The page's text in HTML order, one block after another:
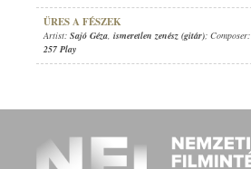
ÜRES A FÉSZEK
Artist: Sajó Géza, ismeretlen zenész (gitár); Composer:
257 Play